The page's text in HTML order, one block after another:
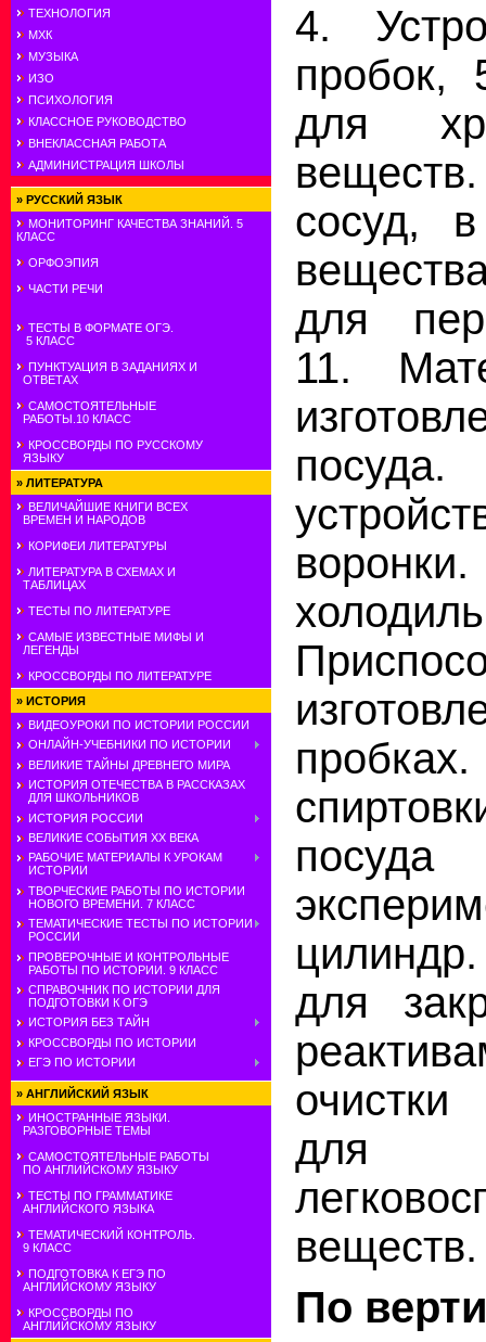
ТЕХНОЛОГИЯ
МХК
МУЗЫКА
ИЗО
ПСИХОЛОГИЯ
КЛАССНОЕ РУКОВОДСТВО
ВНЕКЛАССНАЯ РАБОТА
АДМИНИСТРАЦИЯ ШКОЛЫ
» РУССКИЙ ЯЗЫК
МОНИТОРИНГ КАЧЕСТВА ЗНАНИЙ. 5
КЛАСС
ОРФОЭПИЯ
ЧАСТИ РЕЧИ
ТЕСТЫ В ФОРМАТЕ ОГЭ.
5 КЛАСС
ПУНКТУАЦИЯ В ЗАДАНИЯХ И
ОТВЕТАХ
САМОСТОЯТЕЛЬНЫЕ
РАБОТЫ.10 КЛАСС
КРОССВОРДЫ ПО РУССКОМУ
ЯЗЫКУ
» ЛИТЕРАТУРА
ВЕЛИЧАЙШИЕ КНИГИ ВСЕХ
ВРЕМЕН И НАРОДОВ
КОРИФЕИ ЛИТЕРАТУРЫ
ЛИТЕРАТУРА В СХЕМАХ И
ТАБЛИЦАХ
ТЕСТЫ ПО ЛИТЕРАТУРЕ
САМЫЕ ИЗВЕСТНЫЕ МИФЫ И
ЛЕГЕНДЫ
КРОССВОРДЫ ПО ЛИТЕРАТУРЕ
» ИСТОРИЯ
ВИДЕОУРОКИ ПО ИСТОРИИ РОССИИ
ОНЛАЙН-УЧЕБНИКИ ПО ИСТОРИИ
ВЕЛИКИЕ ТАЙНЫ ДРЕВНЕГО МИРА
ИСТОРИЯ ОТЕЧЕСТВА В РАССКАЗАХ
ДЛЯ ШКОЛЬНИКОВ
ИСТОРИЯ РОССИИ
ВЕЛИКИЕ СОБЫТИЯ ХХ ВЕКА
РАБОЧИЕ МАТЕРИАЛЫ К УРОКАМ
ИСТОРИИ
ТВОРЧЕСКИЕ РАБОТЫ ПО ИСТОРИИ
НОВОГО ВРЕМЕНИ. 7 КЛАСС
ТЕМАТИЧЕСКИЕ ТЕСТЫ ПО ИСТОРИИ
РОССИИ
ПРОВЕРОЧНЫЕ И КОНТРОЛЬНЫЕ
РАБОТЫ ПО ИСТОРИИ. 9 КЛАСС
СПРАВОЧНИК ПО ИСТОРИИ ДЛЯ
ПОДГОТОВКИ К ОГЭ
ИСТОРИЯ БЕЗ ТАЙН
КРОССВОРДЫ ПО ИСТОРИИ
ЕГЭ ПО ИСТОРИИ
» АНГЛИЙСКИЙ ЯЗЫК
ИНОСТРАННЫЕ ЯЗЫКИ.
РАЗГОВОРНЫЕ ТЕМЫ
САМОСТОЯТЕЛЬНЫЕ РАБОТЫ
ПО АНГЛИЙСКОМУ ЯЗЫКУ
ТЕСТЫ ПО ГРАММАТИКЕ
АНГЛИЙСКОГО ЯЗЫКА
ТЕМАТИЧЕСКИЙ КОНТРОЛЬ.
9 КЛАСС
ПОДГОТОВКА К ЕГЭ ПО
АНГЛИЙСКОМУ ЯЗЫКУ
КРОССВОРДЫ ПО
АНГЛИЙСКОМУ ЯЗЫКУ
4.
пробок,
для
сосуд,
для
11.
посуда.
для
для
веществ.
По